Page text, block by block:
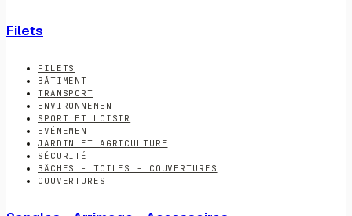
Filets
FILETS
BÂTIMENT
TRANSPORT
ENVIRONNEMENT
SPORT ET LOISIR
EVÉNEMENT
JARDIN ET AGRICULTURE
SÉCURITÉ
BÂCHES - TOILES - COUVERTURES
COUVERTURES